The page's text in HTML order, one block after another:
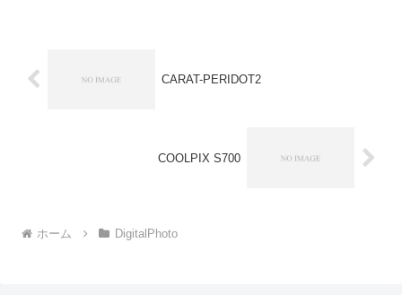
CARAT-PERIDOT2
COOLPIX S700
ホーム DigitalPhoto